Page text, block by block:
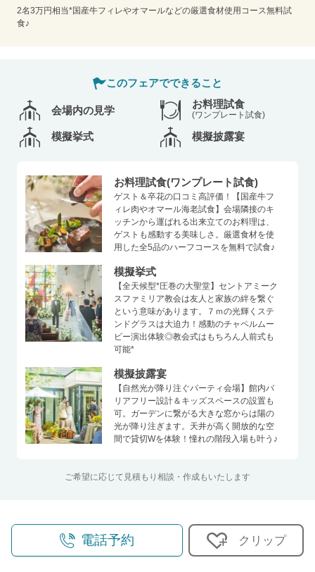
2名3万円相当*国産牛フィレやオマールなどの厳選食材使用コース無料試
食♪
このフェアでできること
会場内の見学
お料理試食
(ワンプレート試食)
模擬挙式 模擬披露宴
お料理試食(ワンプレート試食)
ゲスト＆卒花の口コミ高評価！【国産牛フ
ィレ肉やオマール海老試食】会場隣接のキ
ッチンから運ばれる出来立てのお料理は、
ゲストも感動する美味しさ。厳選食材を使
用した全5品のハーフコースを無料で試食♪
模擬挙式
【全天候型*圧巻の大聖堂】セントアミーク
スファミリア教会は友人と家族の絆を繋ぐ
という意味があります。７ｍの光輝くステ
ンドグラスは大迫力！感動のチャペルムー
ビー演出体験◎教会式はもちろん人前式も
可能*
模擬披露宴
【自然光が降り注ぐパーティ会場】館内バ
リアフリー設計＆キッズスペースの設置も
可。ガーデンに繋がる大きな窓からは陽の
光が降り注ぎます。天井が高く開放的な空
間で貸切Wを体験！憧れの階段入場も叶う♪
ご希望に応じて見積もり相談・作成もいたします
電話予約 クリップ